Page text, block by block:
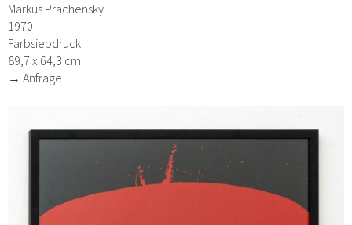
Markus Prachensky
1970
Farbsiebdruck
89,7 x 64,3 cm
→ Anfrage